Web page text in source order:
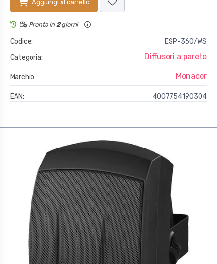
Aggiungi al carrello
Pronto in 2giorni
Codice:
ESP-360/WS
Categoria:
Diffusori a parete
Marchio: Monacor
EAN: 4007754190304